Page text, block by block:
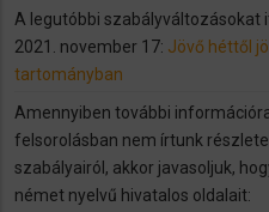
A legutóbbi szabályváltozásokat
2021. november 17: Jövő héttől
tartományban
Amennyiben további
felsorolásban nem írtunk
szabályairól, akkor javasoljuk,
német nyelvű hivatalos oldalait: